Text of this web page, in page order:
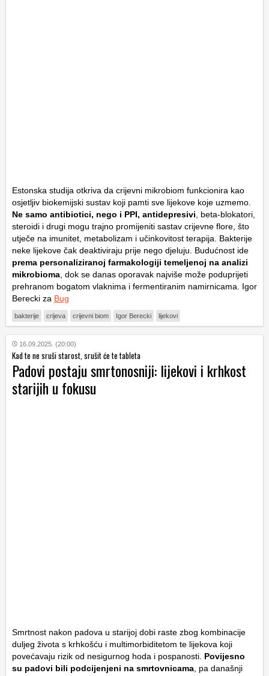
Estonska studija otkriva da crijevni mikrobiom funkcionira kao
osjetljiv biokemijski sustav koji pamti sve lijekove koje uzmemo.
Ne samo antibiotici, nego i PPI, antidepresivi , beta-blokatori,
steroidi i drugi mogu trajno promijeniti sastav crijevne flore, što
utječe na imunitet, metabolizam i učinkovitost terapija. Bakterije
neke lijekove čak deaktiviraju prije nego djeluju. Budućnost ide
prema personaliziranoj farmakologiji temeljenoj na analizi
mikrobioma , dok se danas oporavak najviše može poduprijeti
prehranom bogatom vlaknima i fermentiranim namirnicama. Igor
Berecki za Bug
bakterije crijeva crijevni biom Igor Berecki lijekovi
16.09.2025. (20:00)
Kad te ne sruši starost, srušit će te tableta
Padovi postaju smrtonosniji: lijekovi i krhkost
starijih u fokusu
Smrtnost nakon padova u starijoj dobi raste zbog kombinacije
duljeg života s krhkošću i multimorbiditetom te lijekova koji
povećavaju rizik od nesigurnog hoda i pospanosti. Povijesno
su padovi bili podcijenjeni na smrtovnicama , pa današnji